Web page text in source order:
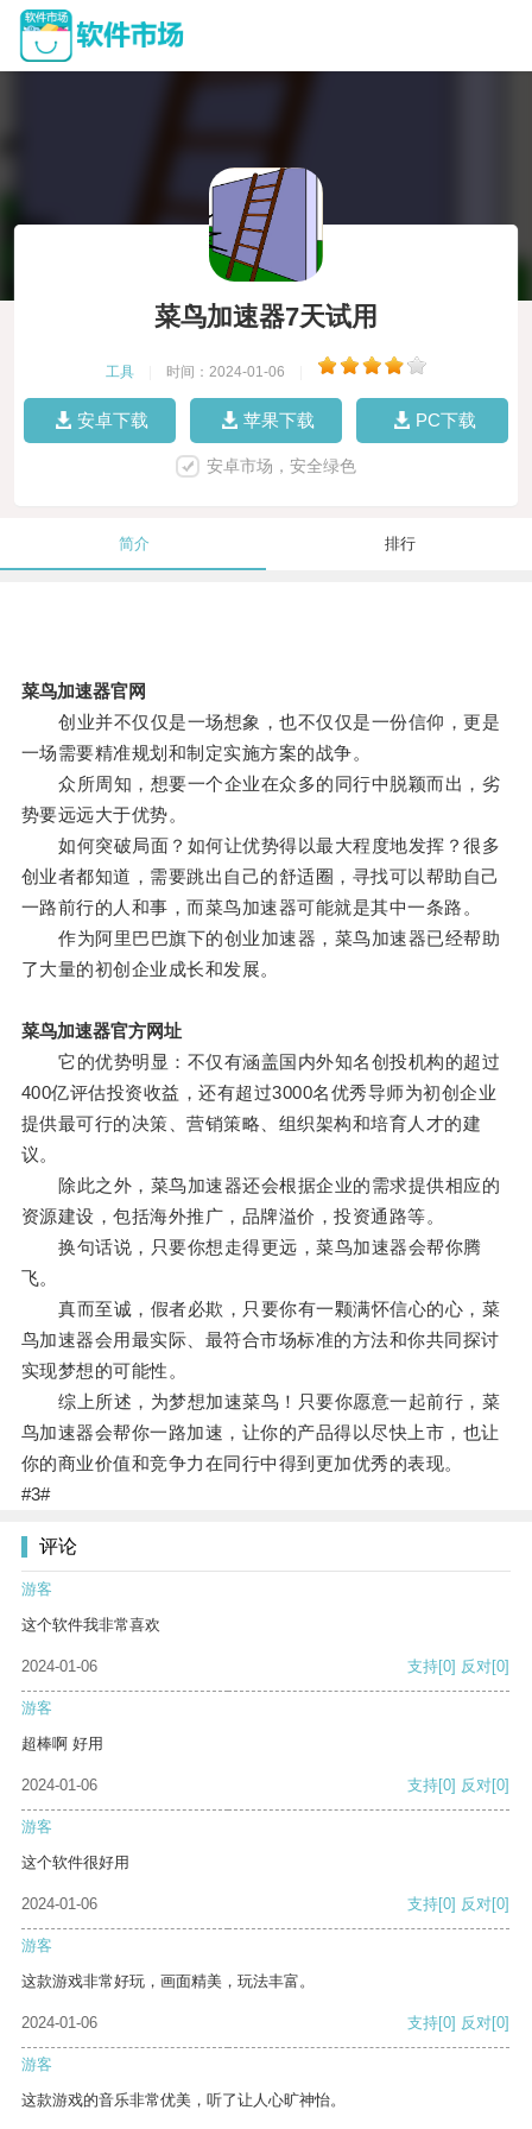
菜鸟加速器7天试用
工具 时间：2024-01-06
安卓下载 苹果下载 PC下载
安卓市场，安全绿色
简介 排行
菜鸟加速器官网
创业并不仅仅是一场想象，也不仅仅是一份信仰，更是
一场需要精准规划和制定实施方案的战争。
众所周知，想要一个企业在众多的同行中脱颖而出，劣
势要远远大于优势。
如何突破局面？如何让优势得以最大程度地发挥？很多
创业者都知道，需要跳出自己的舒适圈，寻找可以帮助自己
一路前行的人和事，而菜鸟加速器可能就是其中一条路。
作为阿里巴巴旗下的创业加速器，菜鸟加速器已经帮助
了大量的初创企业成长和发展。
菜鸟加速器官方网址
它的优势明显：不仅有涵盖国内外知名创投机构的超过
400亿评估投资收益，还有超过3000名优秀导师为初创企业
提供最可行的决策、营销策略、组织架构和培育人才的建
议。
除此之外，菜鸟加速器还会根据企业的需求提供相应的
资源建设，包括海外推广，品牌溢价，投资通路等。
换句话说，只要你想走得更远，菜鸟加速器会帮你腾
飞。
真而至诚，假者必欺，只要你有一颗满怀信心的心，菜
鸟加速器会用最实际、最符合市场标准的方法和你共同探讨
实现梦想的可能性。
综上所述，为梦想加速菜鸟！只要你愿意一起前行，菜
鸟加速器会帮你一路加速，让你的产品得以尽快上市，也让
你的商业价值和竞争力在同行中得到更加优秀的表现。
#3#
评论
游客
这个软件我非常喜欢
2024-01-06 支持[0] 反对[0]
游客
超棒啊 好用
2024-01-06 支持[0] 反对[0]
游客
这个软件很好用
2024-01-06 支持[0] 反对[0]
游客
这款游戏非常好玩，画面精美，玩法丰富。
2024-01-06 支持[0] 反对[0]
游客
这款游戏的音乐非常优美，听了让人心旷神怡。